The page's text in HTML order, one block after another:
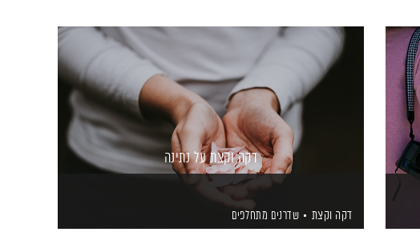
דקה וקצת על נתינה
דקה וקצת שדרנים מתחלפים